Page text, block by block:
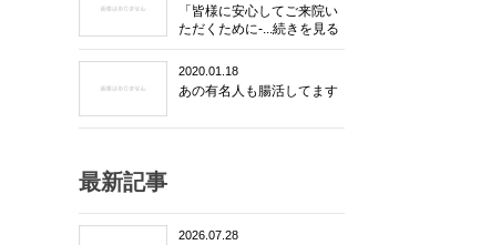
「皆様に安心してご来院い
ただくために-...続きを見る
2020.01.18
あの有名人も腸活してます
最新記事
2026.07.28